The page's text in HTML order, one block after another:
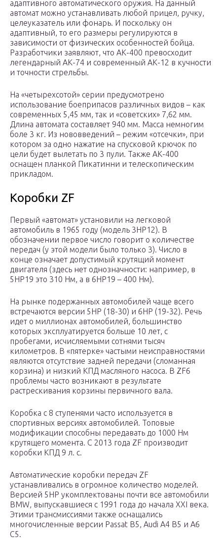
адаптивного автоматического оружия. На данный
автомат можно устанавливать любой прицел, ручку,
целеуказатель или фонарь. И поскольку он
адаптивный, то его размеры регулируются в
зависимости от физических особенностей бойца.
Разработчики заявляют, что АК-400 превосходит
легендарный АК-74 и современный АК-12 в кучности
и точности стрельбы.
На «четырехсотой» серии предусмотрено
использование боеприпасов различных видов – как
современных 5,45 мм, так и «советских» 7,62 мм.
Длина автомата составляет 940 мм. Масса немногим
боле 3 кг. Из нововведений – режим «отсечки», при
котором за одно нажатие на спусковой крючок по
цели будет вылетать по 3 пули. Также АК-400
оснащен планкой Пикатинни и телескопическим
прикладом.
Коробки ZF
Первый «автомат» установили на легковой
автомобиль в 1965 году (модель 3HP12). В
обозначении первое число говорит о количестве
передач (у этой модели было только 3). Число в
конце означает допустимый крутящий момент
двигателя (здесь нет однозначности: например, в
5HP19 это 310 Нм, а в 6HP19 – 400 Нм).
На рынке подержанных автомобилей чаще всего
встречаются версии 5HP (18-30) и 6HP (19-32). Речь
идет о миллионах автомобилей, большинство
которых эксплуатируется больше 10 лет, с
пробегами, исчисляемыми сотнями тысяч
километров. В «пятерке» частыми неисправностями
являются отсутствие задней передачи (сломанная
корзина) и низкий КПД масляного насоса. В ZF6
проблемы часто возникают в результате
растрескивания корзины первичного вала.
Коробка с 8 ступенями часто используется в
спортивных версиях автомобилей. Топовые
модификации способны передавать до 1000 Нм
крутящего момента. С 2013 года ZF производит
коробки КПД 9 л. с.
Автоматические коробки передач ZF
устанавливались в огромное количество моделей.
Версией 5HP укомплектованы почти все автомобили
BMW, выпускавшиеся с 1991 года до начала XXI века.
Этими трансмиссиями также оснащались
многочисленные версии Passat B5, Audi A4 B5 и A6
C5.